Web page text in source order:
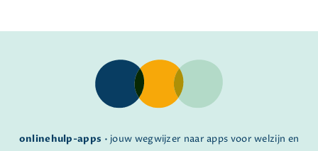
onlinehulp-apps • jouw wegwijzer naar apps voor welzijn en